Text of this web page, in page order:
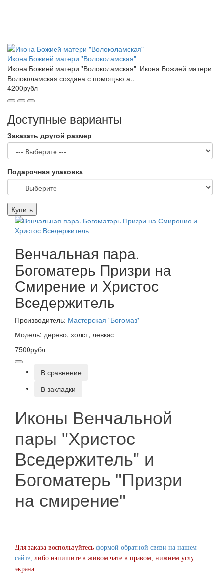
Икона Божией матери "Волоколамская"
Икона Божией матери "Волоколамская" Икона Божией матери
Волоколамская создана с помощью а..
4200рубл
Доступные варианты
Заказать другой размер
Подарочная упаковка
Купить
Венчальная пара.
Богоматерь Призри на
Смирение и Христос
Вседержитель
Производитель: Мастерская "Богомаз"
Модель: дерево, холст, левкас
7500рубл
В сравнение
В закладки
Иконы Венчальной
пары "Христос
Вседержитель" и
Богоматерь "Призри
на смирение"
Для заказа воспользуйтесь формой обратной связи на нашем
сайте, либо напишите в живом чате в правом, нижнем углу
экрана.